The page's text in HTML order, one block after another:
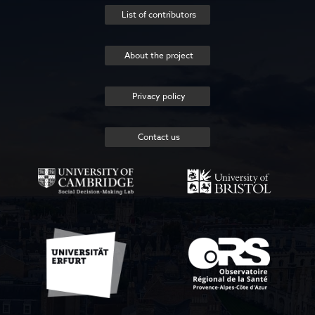
List of contributors
About the project
Privacy policy
Contact us